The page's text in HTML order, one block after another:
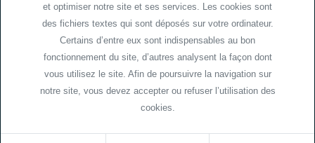
et optimiser notre site et ses services. Les cookies sont
des fichiers textes qui sont déposés sur votre ordinateur.
Certains d’entre eux sont indispensables au bon
fonctionnement du site, d’autres analysent la façon dont
vous utilisez le site. Afin de poursuivre la navigation sur
notre site, vous devez accepter ou refuser l’utilisation des
cookies.